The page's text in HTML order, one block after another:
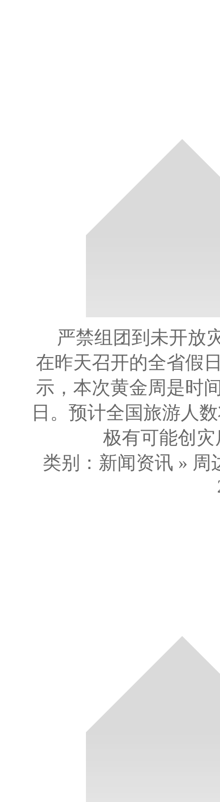
严禁组团到未开放
在昨天召开的全省假
示，本次黄金周是时
日。预计全国旅游人
极有可能创
类别：新闻资讯 »